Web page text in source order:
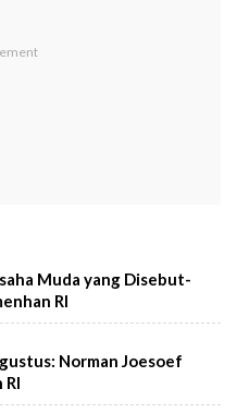
Muda yang Disebut-
RI
Norman Joesoef
RI